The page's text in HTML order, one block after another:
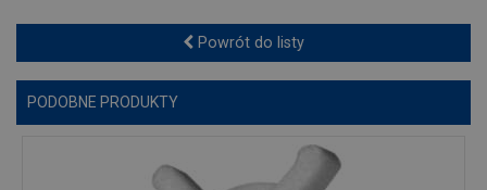
Powrót do listy
PODOBNE PRODUKTY